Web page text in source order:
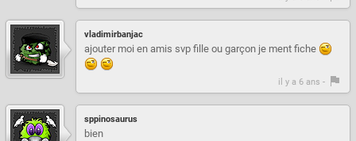
vladimirbanjac
ajouter moi en amis svp fille ou garçon je ment fiche
il y a 6 ans -
sppinosaurus
bien